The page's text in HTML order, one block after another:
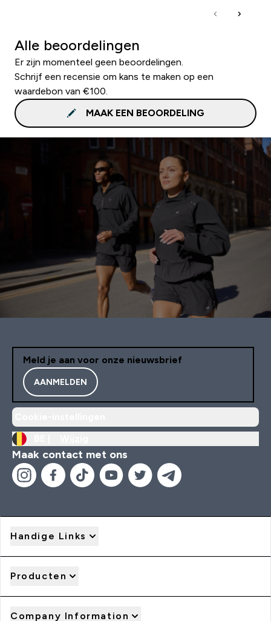
Alle beoordelingen
Er zijn momenteel geen beoordelingen.
Schrijf een recensie om kans te maken op een
waardebon van €100.
MAAK EEN BEOORDELING
Meld je aan voor onze nieuwsbrief
AANMELDEN
Maak contact met ons
Handige Links
Producten
Company Information